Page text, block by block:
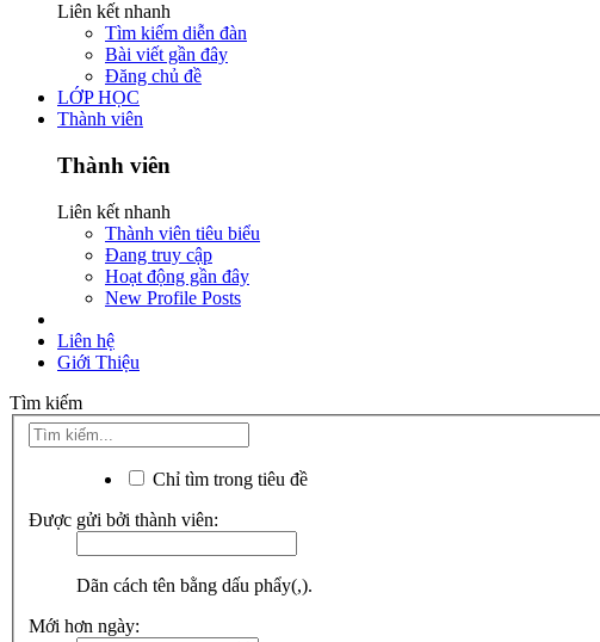
Liên kết nhanh
Tìm kiếm diễn đàn
Bài viết gần đây
Đăng chủ đề
LỚP HỌC
Thành viên
Thành viên
Liên kết nhanh
Thành viên tiêu biểu
Đang truy cập
Hoạt động gần đây
New Profile Posts
Liên hệ
Giới Thiệu
Tìm kiếm
Chỉ tìm trong tiêu đề
Được gửi bởi thành viên:
Dãn cách tên bằng dấu phẩy(,).
Mới hơn ngày: